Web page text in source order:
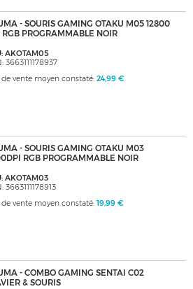
- SOURIS GAMING OTAKU M05 12800
RGB PROGRAMMABLE NOIR
AKOTAM05
3663111178937
de vente moyen constaté: 24,99 €
- SOURIS GAMING OTAKU M03
RGB PROGRAMMABLE NOIR
AKOTAM03
3663111178913
de vente moyen constaté: 19,99 €
- COMBO GAMING SENTAI C02
& SOURIS